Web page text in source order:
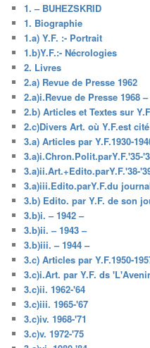
1. – BUHEZSKRID
1. Biographie
1.a) Y.F. :- Portrait
1.b)Y.F.:- Nécrologies
2. Livres
2.a) Revue de Presse 1962
2.a)i.Revue de Presse 1968 –
2.b) Articles et Textes sur
2.c)Divers Art. où Y.F.est cité
3.a) Articles par Y.F.1930-
3.a)i.Chron.Polit.parY.F.'35-
3.a)ii.Art.+Edito.parY.F.'38-
3.a)iii.Edito.parY.F.du
3.b) Edito. par Y.F. de son
3.b)i. – 1942 –
3.b)ii. – 1943 –
3.b)iii. – 1944 –
3.c) Articles par Y.F.1950-
3.c)i.Art. par Y.F. ds
3.c)ii. 1962-'64
3.c)iii. 1965-'67
3.c)iv. 1968-'71
3.c)v. 1972-'75